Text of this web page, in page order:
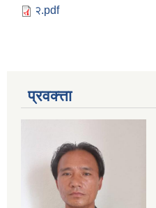
२.pdf
प्रवक्त्ता